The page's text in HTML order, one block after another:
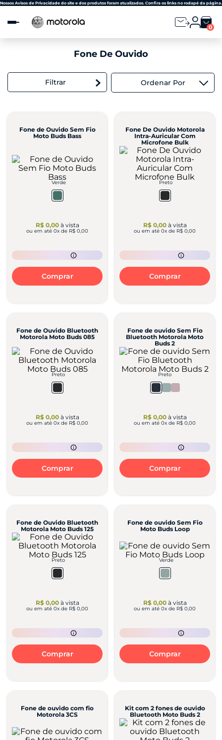
Observação:
site
um
Nossos Avisos de Privacidade do site e dos produtos foram atualizados. Confira os links no rodapé da página.
0
Fone De Ouvido
Filtrar Ordenar Por
Fone de Ouvido Sem Fio
Moto Buds Bass
Verde
R$ 0,00à vista
ou em até 0x de R$ 0,00
Comprar
Fone De Ouvido Motorola
Intra-Auricular Com
Microfone Bulk
Preto
R$ 0,00à vista
ou em até 0x de R$ 0,00
Comprar
Fone de Ouvido Bluetooth
Motorola Moto Buds 085
Preto
R$ 0,00à vista
ou em até 0x de R$ 0,00
Comprar
Fone de ouvido Sem Fio
Bluetooth Motorola Moto
Buds 2
Preto
R$ 0,00à vista
ou em até 0x de R$ 0,00
Comprar
Fone de Ouvido Bluetooth
Motorola Moto Buds 125
Preto
R$ 0,00à vista
ou em até 0x de R$ 0,00
Comprar
Fone de ouvido Sem Fio
Moto Buds Loop
Verde
R$ 0,00à vista
ou em até 0x de R$ 0,00
Comprar
Fone de ouvido com fio
Motorola 3CS
Kit com 2 fones de ouvido
Bluetooth Moto Buds 2